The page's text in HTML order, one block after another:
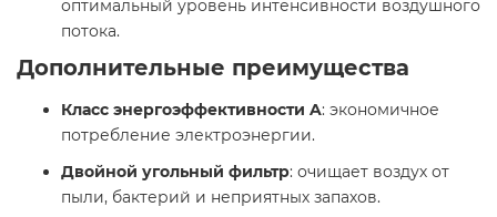
оптимальный уровень интенсивности воздушного
потока.
Дополнительные преимущества
Класс энергоэффективности A: экономичное
потребление электроэнергии.
Двойной угольный фильтр: очищает воздух от
пыли, бактерий и неприятных запахов.